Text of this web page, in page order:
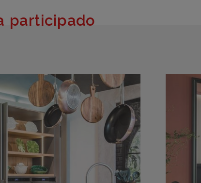
participado